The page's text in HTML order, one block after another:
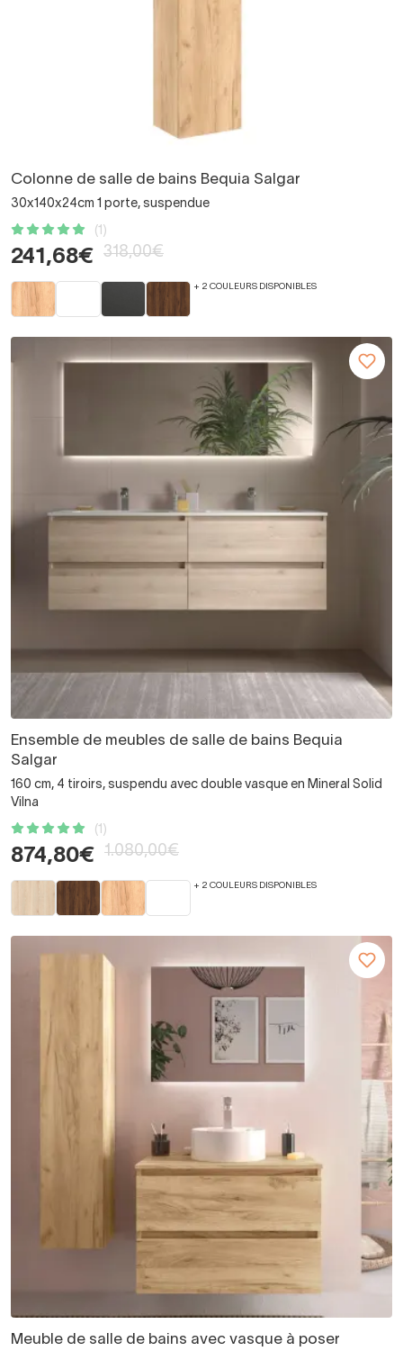
Colonne de salle de bains Bequia Salgar
30x140x24cm 1 porte, suspendue
(1)
241,68€ 318,00€
+ 2 COULEURS DISPONIBLES
Ensemble de meubles de salle de bains Bequia
Salgar
160 cm, 4 tiroirs, suspendu avec double vasque en Mineral Solid
Vilna
(1)
874,80€ 1.080,00€
+ 2 COULEURS DISPONIBLES
Meuble de salle de bains avec vasque à poser